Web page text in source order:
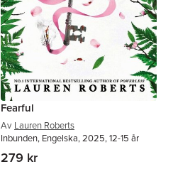
Fearful
Av Lauren Roberts
Inbunden, Engelska, 2025, 12-15 år
279 kr